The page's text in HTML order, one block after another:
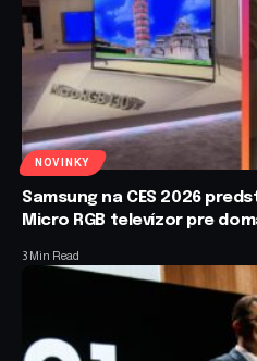
NOVINKY
Samsung na CES 2026
Micro RGB televízor pre
3 Min Read